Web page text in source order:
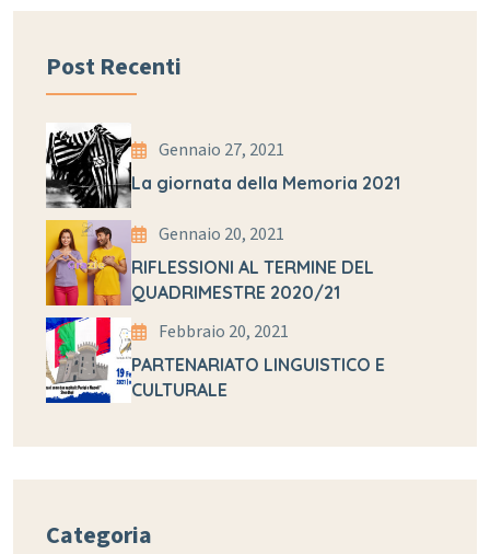
Post Recenti
Gennaio 27, 2021
La giornata della Memoria 2021
Gennaio 20, 2021
RIFLESSIONI AL TERMINE DEL
QUADRIMESTRE 2020/21
Febbraio 20, 2021
PARTENARIATO LINGUISTICO E
CULTURALE
Categoria